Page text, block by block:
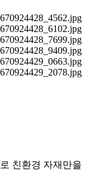
친환경 자재만을